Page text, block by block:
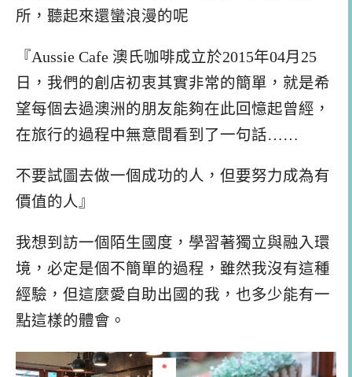
所，聽起來還蠻浪漫的呢
『Aussie Cafe 澳氏咖啡成立於2015年04月25
日，我們的創店初衷其實非常的簡單，就是希
望每個去過澳洲的朋友能夠在此回憶起曾經，
在旅行的過程中無意間看到了一句話……
不要試圖去做一個成功的人，但要努力成為有
價值的人』
我想到訪一個陌生國度，學習著獨立與融入環
境，必定是個不簡單的過程，雖然我沒有這種
經驗，但這麼愛自助出國的我，也多少能有一
點這樣的體會。